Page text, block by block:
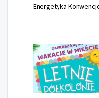
Energetyka